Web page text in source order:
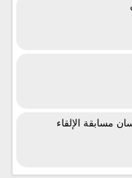
مسابقة الإلقاء